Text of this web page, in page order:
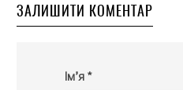
ЗАЛИШИТИ КОМЕНТАР
Ім’я *